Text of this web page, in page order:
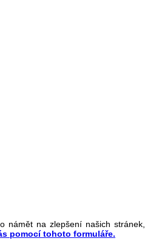
námět na zlepšení našich stránek,
pomocí tohoto formuláře.